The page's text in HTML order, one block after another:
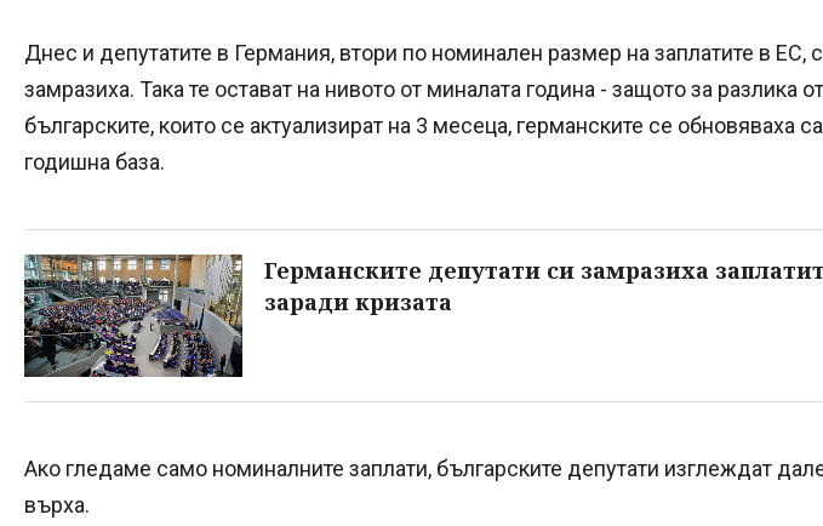
Днес и депутатите в Германия, втори по номинален размер на заплатите в ЕС,
замразиха. Така те остават на нивото от миналата година - защото за разлика от
българските, които се актуализират на 3 месеца, германските се обновяваха
годишна база.
Германските депутати си замразиха
заради кризата
Ако гледаме само номиналните заплати, българските депутати изглеждат
върха.